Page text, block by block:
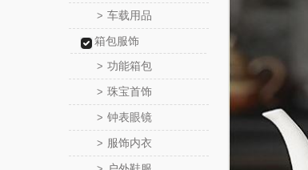
> 车载用品
箱包服饰
> 功能箱包
> 珠宝首饰
> 钟表眼镜
> 服饰内衣